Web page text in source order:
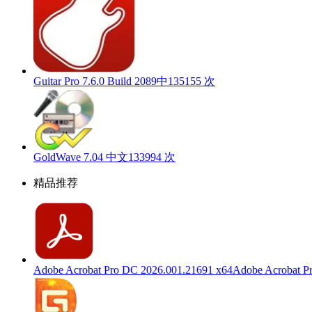
Guitar Pro 7.6.0 Build 2089中135155 次
GoldWave 7.04 中文133994 次
精品推荐
Adobe Acrobat Pro DC 2026.001.21691 x64Adobe Acrobat